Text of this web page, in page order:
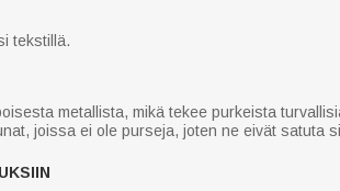
tekstillä.
metallista, mikä tekee purkeista
joissa ei ole purseja, joten ne eivät satuta